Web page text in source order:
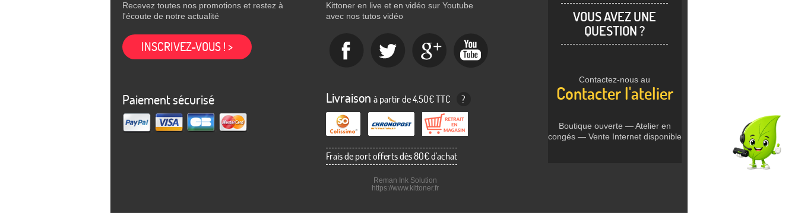
Recevez toutes nos promotions et restez à
l'écoute de notre actualité
INSCRIVEZ-VOUS ! >
Paiement sécurisé
Kittoner en live et en vidéo sur Youtube
avec nos tutos vidéo
Livraison à partir de 4,50€ TTC ?
Frais de port offerts dès 80€ d'achat
VOUS AVEZ UNE
QUESTION ?
Contactez-nous au
Contacter l'atelier
Boutique ouverte — Atelier en
congés — Vente Internet disponible
Reman Ink Solution
https://www.kittoner.fr